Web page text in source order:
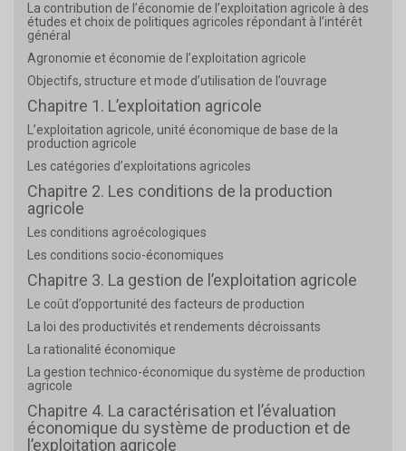
La contribution de l’économie de l’exploitation agricole à des
études et choix de politiques agricoles répondant à l’intérêt
général
Agronomie et économie de l’exploitation agricole
Objectifs, structure et mode d’utilisation de l’ouvrage
Chapitre 1. L’exploitation agricole
L’exploitation agricole, unité économique de base de la
production agricole
Les catégories d’exploitations agricoles
Chapitre 2. Les conditions de la production
agricole
Les conditions agroécologiques
Les conditions socio-économiques
Chapitre 3. La gestion de l’exploitation agricole
Le coût d’opportunité des facteurs de production
La loi des productivités et rendements décroissants
La rationalité économique
La gestion technico-économique du système de production
agricole
Chapitre 4. La caractérisation et l’évaluation
économique du système de production et de
l’exploitation agricole